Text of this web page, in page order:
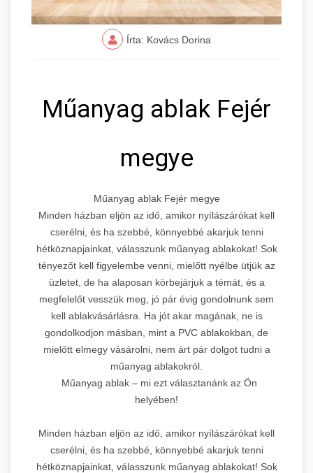
Írta: Kovács Dorina
Műanyag ablak Fejér
megye
Műanyag ablak Fejér megye
Minden házban eljön az idő, amikor nyílászárókat kell
cserélni, és ha szebbé, könnyebbé akarjuk tenni
hétköznapjainkat, válasszunk műanyag ablakokat! Sok
tényezőt kell figyelembe venni, mielőtt nyélbe ütjük az
üzletet, de ha alaposan körbejárjuk a témát, és a
megfelelőt vesszük meg, jó pár évig gondolnunk sem
kell ablakvásárlásra. Ha jót akar magának, ne is
gondolkodjon másban, mint a PVC ablakokban, de
mielőtt elmegy vásárolni, nem árt pár dolgot tudni a
műanyag ablakokról.
Műanyag ablak – mi ezt választanánk az Ön
helyében!
Minden házban eljön az idő, amikor nyílászárókat kell
cserélni, és ha szebbé, könnyebbé akarjuk tenni
hétköznapjainkat, válasszunk műanyag ablakokat! Sok